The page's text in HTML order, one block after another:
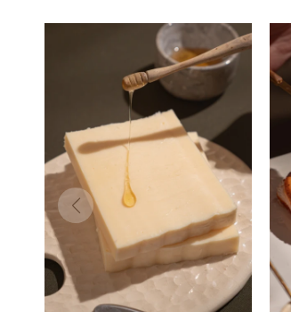
Elaborado con una cuidadosa
mezcla de leche de oveja y
de vaca, este queso
tradicional se destaca por su
sabor delicado y su textura
cremosa. Ideal para quienes
buscan una opción versátil y
gourmet.
Sin gluten.